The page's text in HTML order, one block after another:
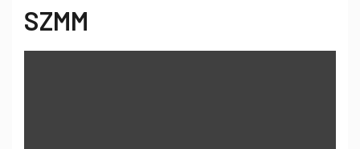
SZMM